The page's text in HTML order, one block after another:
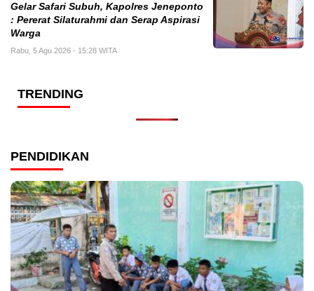
Gelar Safari Subuh, Kapolres Jeneponto
: Pererat Silaturahmi dan Serap Aspirasi
Warga
Rabu, 5 Agu 2026 - 15:28 WITA
TRENDING
PENDIDIKAN